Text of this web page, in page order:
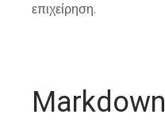
επιχείρηση.
Markdown